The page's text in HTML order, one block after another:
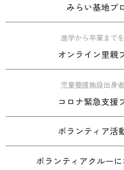
みらい基地プ
進学から卒業まで
オンライン里親
児童養護施設出身
コロナ緊急支援
ボランティア活
ボランティアクルー